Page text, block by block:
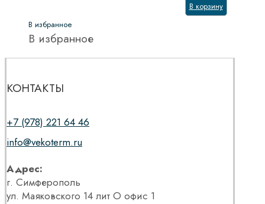
В корзину
В избранное
В избранное
КОНТАКТЫ
+7 (978) 221 64 46
info@vekoterm.ru
Адрес:
г. Симферополь
ул. Маяковского 14 лит О офис 1